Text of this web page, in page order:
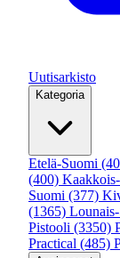
Uutisarkisto
Kategoria
Etelä-Suomi
(400)
Suomi (377)
(1365)
Pistooli (3350)
Practical (485)